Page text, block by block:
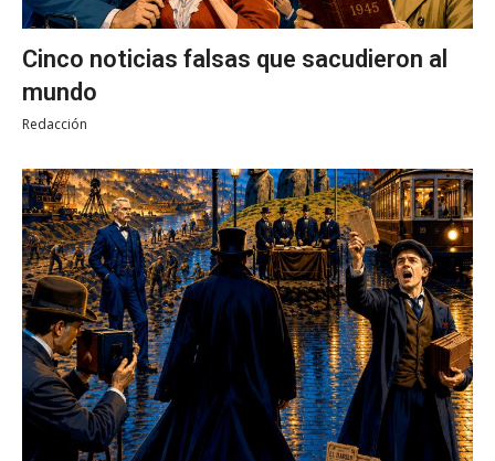
Cinco noticias falsas que sacudieron al
mundo
Redacción